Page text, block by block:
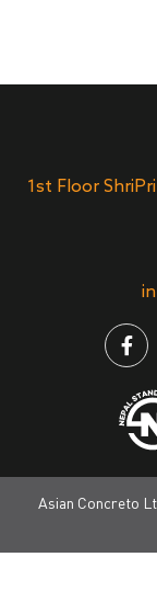
1st Floor
Asian Concreto